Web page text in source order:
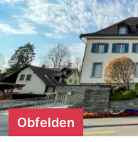
Obfelden